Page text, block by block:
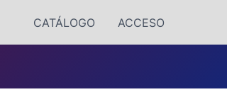
CATÁLOGO ACCESO